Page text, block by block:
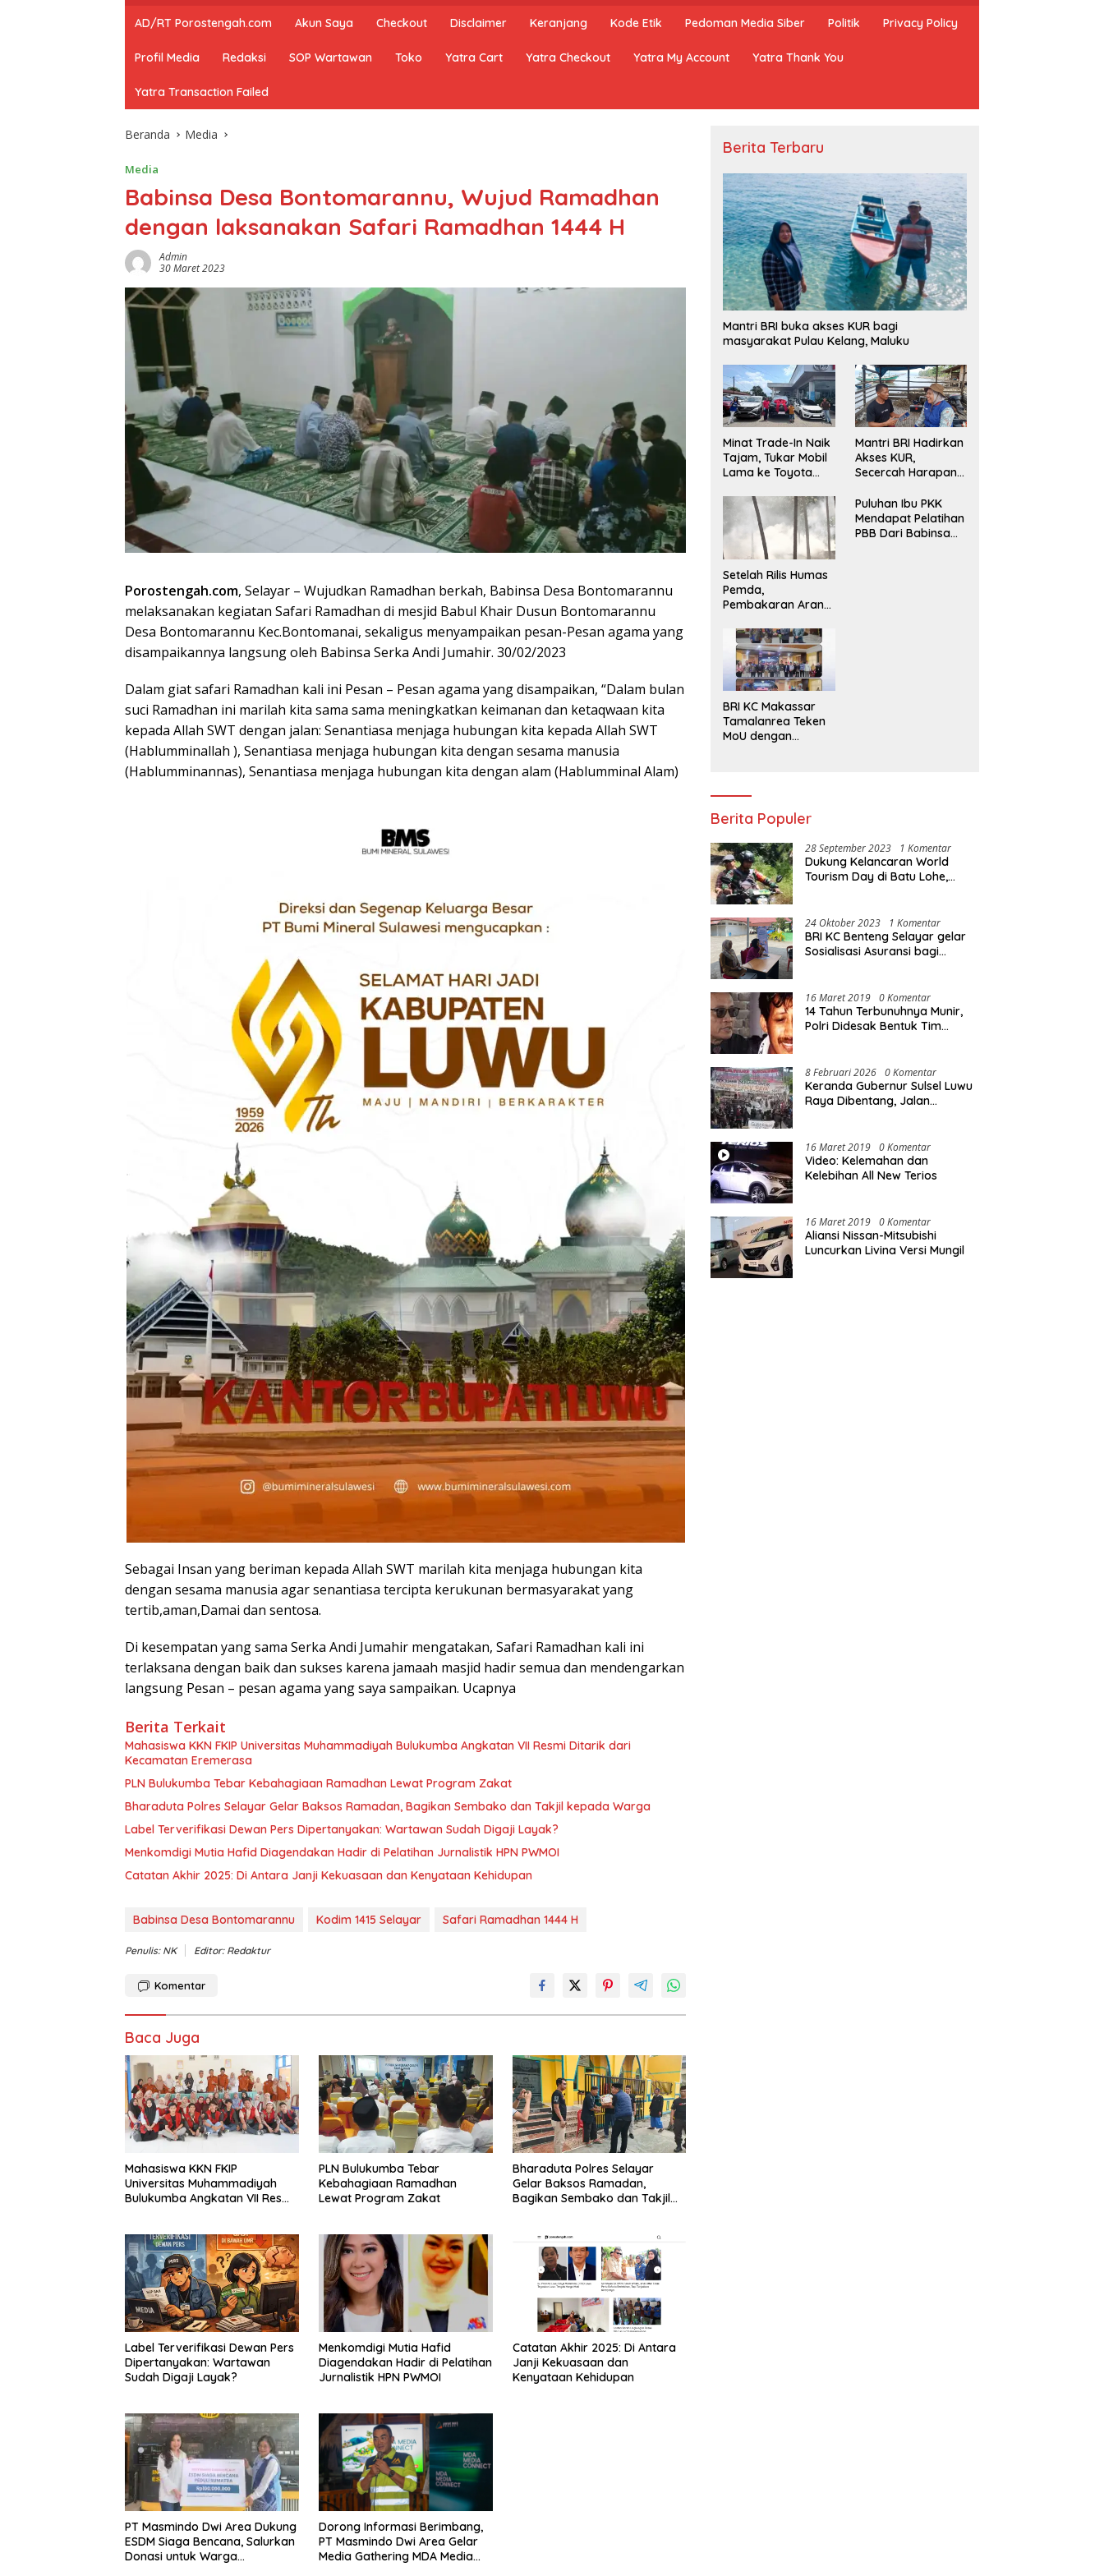
AD/RT Porostengah.com Akun Saya Checkout Disclaimer Keranjang Kode Etik Pedoman Media Siber Politik Privacy Policy
Profil Media Redaksi SOP Wartawan Toko Yatra Cart Yatra Checkout Yatra My Account Yatra Thank You
Yatra Transaction Failed
Beranda Media
Media
Babinsa Desa Bontomarannu, Wujud Ramadhan
dengan laksanakan Safari Ramadhan 1444 H
Admin
30 Maret 2023
Porostengah.com, Selayar – Wujudkan Ramadhan berkah, Babinsa Desa Bontomarannu
melaksanakan kegiatan Safari Ramadhan di mesjid Babul Khair Dusun Bontomarannu
Desa Bontomarannu Kec.Bontomanai, sekaligus menyampaikan pesan-Pesan agama yang
disampaikannya langsung oleh Babinsa Serka Andi Jumahir. 30/02/2023
Dalam giat safari Ramadhan kali ini Pesan – Pesan agama yang disampaikan, “Dalam bulan
suci Ramadhan ini marilah kita sama sama meningkatkan keimanan dan ketaqwaan kita
kepada Allah SWT dengan jalan: Senantiasa menjaga hubungan kita kepada Allah SWT
(Hablumminallah ), Senantiasa menjaga hubungan kita dengan sesama manusia
(Hablumminannas), Senantiasa menjaga hubungan kita dengan alam (Hablumminal Alam)
Sebagai Insan yang beriman kepada Allah SWT marilah kita menjaga hubungan kita
dengan sesama manusia agar senantiasa tercipta kerukunan bermasyarakat yang
tertib,aman,Damai dan sentosa.
Di kesempatan yang sama Serka Andi Jumahir mengatakan, Safari Ramadhan kali ini
terlaksana dengan baik dan sukses karena jamaah masjid hadir semua dan mendengarkan
langsung Pesan – pesan agama yang saya sampaikan. Ucapnya
Berita Terkait
Mahasiswa KKN FKIP Universitas Muhammadiyah Bulukumba Angkatan VII Resmi Ditarik dari
Kecamatan Eremerasa
PLN Bulukumba Tebar Kebahagiaan Ramadhan Lewat Program Zakat
Bharaduta Polres Selayar Gelar Baksos Ramadan, Bagikan Sembako dan Takjil kepada Warga
Label Terverifikasi Dewan Pers Dipertanyakan: Wartawan Sudah Digaji Layak?
Menkomdigi Mutia Hafid Diagendakan Hadir di Pelatihan Jurnalistik HPN PWMOI
‎Catatan Akhir 2025: Di Antara Janji Kekuasaan dan Kenyataan Kehidupan
Babinsa Desa Bontomarannu Kodim 1415 Selayar Safari Ramadhan 1444 H
Penulis: NK Editor: Redaktur
Komentar
Baca Juga
Mahasiswa KKN FKIP
Universitas Muhammadiyah
Bulukumba Angkatan VII Resmi
PLN Bulukumba Tebar
Kebahagiaan Ramadhan
Lewat Program Zakat
Bharaduta Polres Selayar
Gelar Baksos Ramadan,
Bagikan Sembako dan Takjil
Label Terverifikasi Dewan Pers
Dipertanyakan: Wartawan
Sudah Digaji Layak?
Menkomdigi Mutia Hafid
Diagendakan Hadir di Pelatihan
Jurnalistik HPN PWMOI
‎Catatan Akhir 2025: Di Antara
Janji Kekuasaan dan
Kenyataan Kehidupan
PT Masmindo Dwi Area Dukung
ESDM Siaga Bencana, Salurkan
Donasi untuk Warga
‎Dorong Informasi Berimbang,
PT Masmindo Dwi Area Gelar
Media Gathering MDA Media
Berita Terbaru
Mantri BRI buka akses KUR bagi
masyarakat Pulau Kelang, Maluku
Minat Trade-In Naik
Tajam, Tukar Mobil
Lama ke Toyota
Paling Efisien
Mantri BRI Hadirkan
Akses KUR,
Secercah Harapan
Terpencil Maluku
Setelah Rilis Humas
Pemda,
Pembakaran Arang
Ada Apa dengan
Penegakan Aturan?
Puluhan Ibu PKK
Mendapat Pelatihan
PBB Dari Babinsa
BRI KC Makassar
Tamalanrea Teken
MoU dengan
Perbankan
Berita Populer
28 September 2023 1 Komentar
Dukung Kelancaran World
Tourism Day di Batu Lohe,
Motor Dinas
24 Oktober 2023 1 Komentar
BRI KC Benteng Selayar gelar
Sosialisasi Asuransi bagi
16 Maret 2019 0 Komentar
14 Tahun Terbunuhnya Munir,
Polri Didesak Bentuk Tim
8 Februari 2026 0 Komentar
Keranda Gubernur Sulsel Luwu
Raya Dibentang, Jalan
16 Maret 2019 0 Komentar
Video: Kelemahan dan
Kelebihan All New Terios
16 Maret 2019 0 Komentar
Aliansi Nissan-Mitsubishi
Luncurkan Livina Versi Mungil